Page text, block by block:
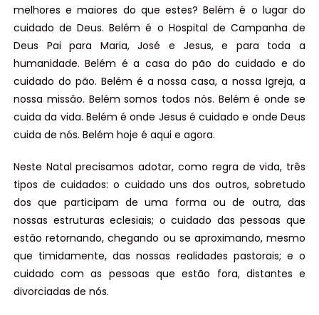
melhores e maiores do que estes? Belém é o lugar do
cuidado de Deus. Belém é o Hospital de Campanha de
Deus Pai para Maria, José e Jesus, e para toda a
humanidade. Belém é a casa do pão do cuidado e do
cuidado do pão. Belém é a nossa casa, a nossa Igreja, a
nossa missão. Belém somos todos nós. Belém é onde se
cuida da vida. Belém é onde Jesus é cuidado e onde Deus
cuida de nós. Belém hoje é aqui e agora.
Neste Natal precisamos adotar, como regra de vida, três
tipos de cuidados: o cuidado uns dos outros, sobretudo
dos que participam de uma forma ou de outra, das
nossas estruturas eclesiais; o cuidado das pessoas que
estão retornando, chegando ou se aproximando, mesmo
que timidamente, das nossas realidades pastorais; e o
cuidado com as pessoas que estão fora, distantes e
divorciadas de nós.